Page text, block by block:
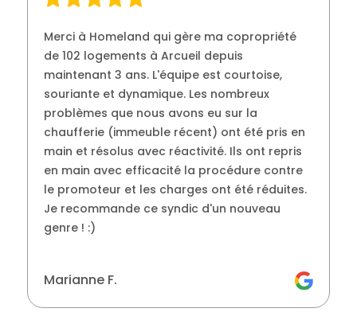
Merci à Homeland qui gère ma copropriété
de 102 logements à Arcueil depuis
maintenant 3 ans. L'équipe est courtoise,
souriante et dynamique. Les nombreux
problèmes que nous avons eu sur la
chaufferie (immeuble récent) ont été pris en
main et résolus avec réactivité. Ils ont repris
en main avec efficacité la procédure contre
le promoteur et les charges ont été réduites.
Je recommande ce syndic d'un nouveau
genre ! :)
Marianne F.